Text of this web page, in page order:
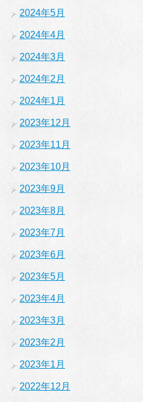
2024年5月
2024年4月
2024年3月
2024年2月
2024年1月
2023年12月
2023年11月
2023年10月
2023年9月
2023年8月
2023年7月
2023年6月
2023年5月
2023年4月
2023年3月
2023年2月
2023年1月
2022年12月